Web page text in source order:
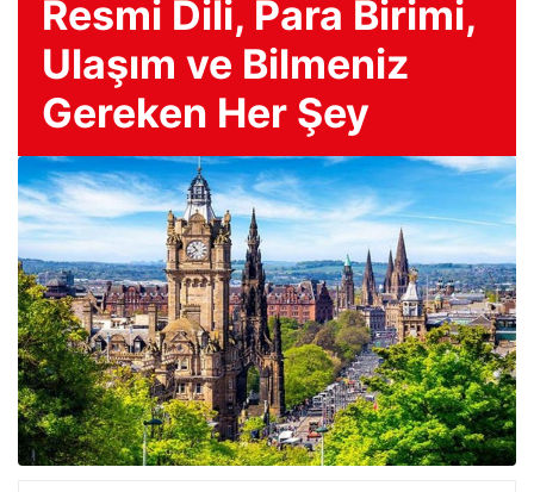
Resmi Dili, Para Birimi,
Ulaşım ve Bilmeniz
Gereken Her Şey